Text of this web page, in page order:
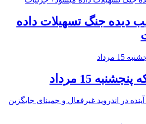
دیده جنگ تسهیلات داده
15 مرداد